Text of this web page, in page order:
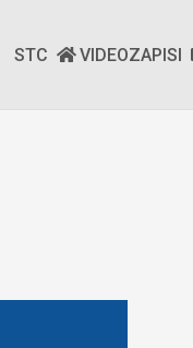
STC VIDEOZAPISI